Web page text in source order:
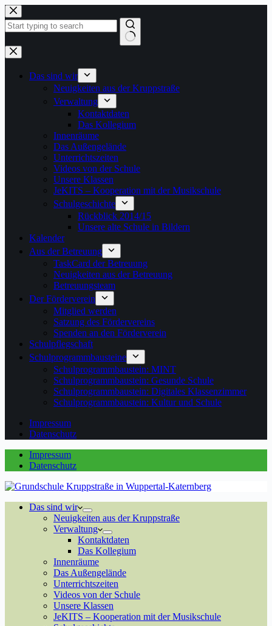
Zum
Inhalt
springen
Keine
Ergebnisse
Das sind wir
Neuigkeiten aus der Kruppstraße
Verwaltung
Kontaktdaten
Das Kollegium
Innenräume
Das Außengelände
Unterrichtszeiten
Videos von der Schule
Unsere Klassen
JeKITS – Kooperation mit der Musikschule
Schulgeschichte
Rückblick 2014/15
Unsere alte Schule in Bildern
Kalender
Aus der Betreuung
TaskCard der Betreuung
Neuigkeiten aus der Betreuung
Betreuungsteam
Der Förderverein
Mitglied werden
Satzung des Fördervereins
Spenden an den Förderverein
Schulpflegschaft
Schulprogrammbausteine
Schulprogrammbaustein: MINT
Schulprogrammbaustein: Gesunde Schule
Schulprogrammbaustein: Digitales Klassenzimmer
Schulprogrammbaustein: Kultur und Schule
Impressum
Datenschutz
Impressum
Datenschutz
Das sind wir
Neuigkeiten aus der Kruppstraße
Verwaltung
Kontaktdaten
Das Kollegium
Innenräume
Das Außengelände
Unterrichtszeiten
Videos von der Schule
Unsere Klassen
JeKITS – Kooperation mit der Musikschule